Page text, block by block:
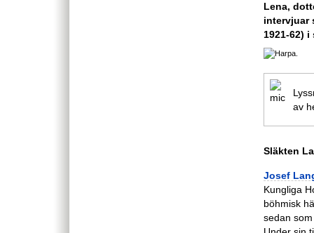
Lena,
intervjuar
1921-62)
av
Släkten
Josef
Kungliga
böhmisk
sedan